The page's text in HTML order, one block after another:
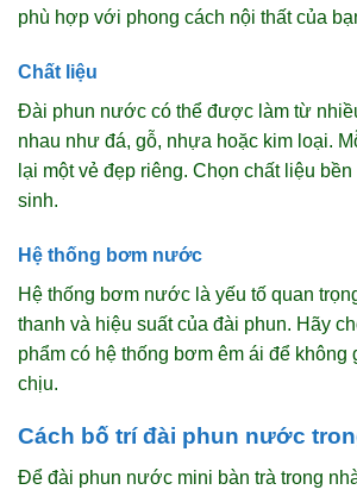
phù hợp với phong cách nội thất của
Chất liệu
Đài phun nước có thể được làm từ
nhau như đá, gỗ, nhựa hoặc kim loại.
lại một vẻ đẹp riêng. Chọn chất liệu
sinh.
Hệ thống bơm nước
Hệ thống bơm nước là yếu tố quan
thanh và hiệu suất của đài phun. Hãy
phẩm có hệ thống bơm êm ái để không
chịu.
Cách bố trí đài phun nước
Để đài phun nước mini bàn trà trong